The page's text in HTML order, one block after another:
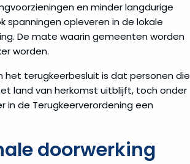
en minder langdurige
spanningen opleveren in de lokale
De mate waarin gemeenten worden
worden.
het terugkeerbesluit is dat personen die
land van herkomst uitblijft, toch onder
in de Terugkeerverordening een
doorwerking